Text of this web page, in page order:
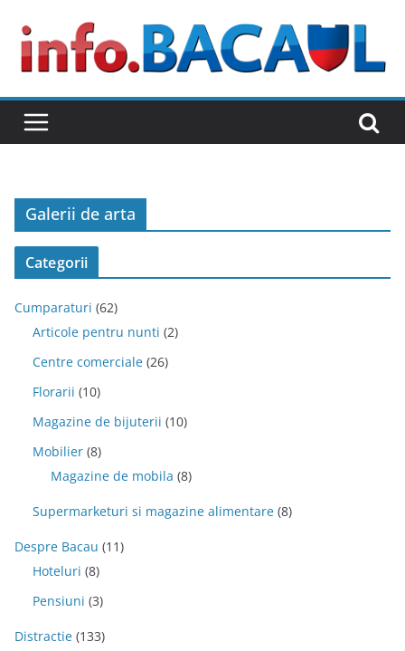
content
Galerii de arta
Categorii
Cumparaturi (62)
Articole pentru nunti (2)
Centre comerciale (26)
Florarii (10)
Magazine de bijuterii (10)
Mobilier (8)
Magazine de mobila (8)
Supermarketuri si magazine alimentare (8)
Despre Bacau (11)
Hoteluri (8)
Pensiuni (3)
Distractie (133)